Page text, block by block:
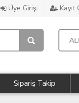
Üye Girişi Kayıt
Sipariş Takip